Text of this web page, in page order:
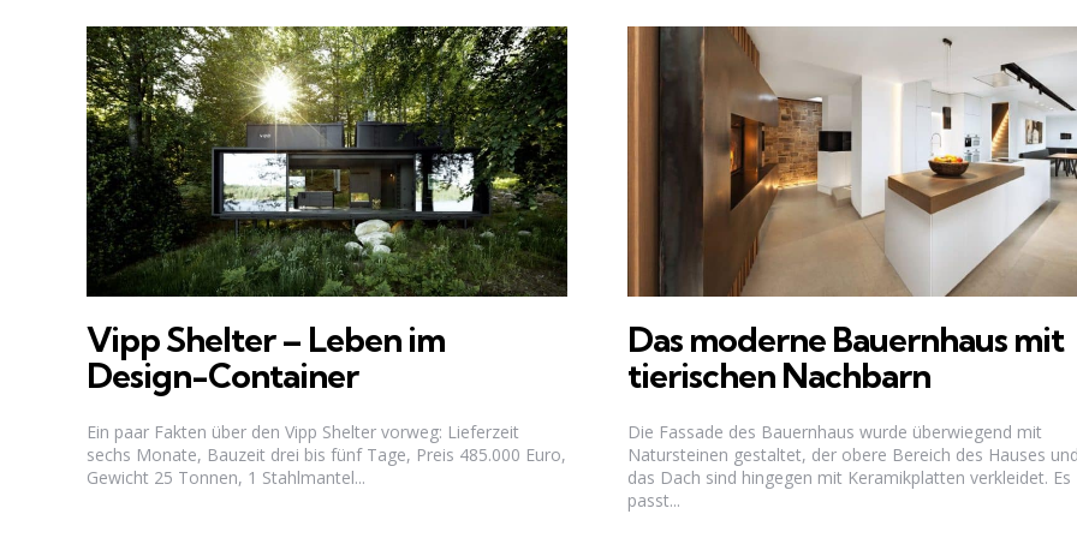
Vipp Shelter – Leben im
Design-Container
Ein paar Fakten über den Vipp Shelter vorweg: Lieferzeit
sechs Monate, Bauzeit drei bis fünf Tage, Preis 485.000 Euro,
Gewicht 25 Tonnen, 1 Stahlmantel...
Das moderne Bauernhaus mit
tierischen Nachbarn
Die Fassade des Bauernhaus wurde überwiegend mit
Natursteinen gestaltet, der obere Bereich des Hauses
das Dach sind hingegen mit Keramikplatten verkleidet. Es
passt...